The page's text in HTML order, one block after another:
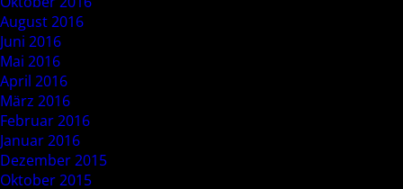
August 2016
Juni 2016
Mai 2016
April 2016
März 2016
Februar 2016
Januar 2016
Dezember 2015
Oktober 2015